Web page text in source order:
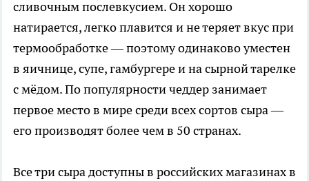
сливочным послевкусием. Он хорошо
натирается, легко плавится и не теряет вкус при
термообработке — поэтому одинаково уместен
в яичнице, супе, гамбургере и на сырной тарелке
с мёдом. По популярности чеддер занимает
первое место в мире среди всех сортов сыра —
его производят более чем в 50 странах.
Все три сыра доступны в российских магазинах в